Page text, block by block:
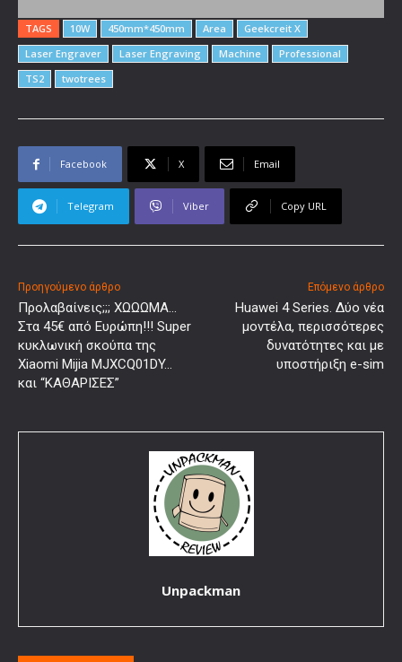
TAGS 10W 450mm*450mm Area
Geekcreit X
Laser Engraver
Laser Engraving Machine
Professional
TS2
twotrees
Facebook X Email
Telegram Viber Copy URL
Προηγούμενο άρθρο
Προλαβαίνεις;;; ΧΩΩΩΜΑ…
Στα 45€ από Ευρώπη!!! Super
κυκλωνική σκούπα της
Xiaomi Mijia MJXCQ01DY…
και “ΚΑΘΑΡΙΣΕΣ”
Επόμενο άρθρο
Huawei 4 Series. Δύο νέα
μοντέλα, περισσότερες
δυνατότητες και με
υποστήριξη e-sim
Unpackman